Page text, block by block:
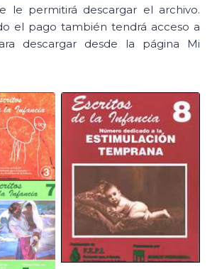
le permitirá descargar el archivo.
el pago también tendrá acceso a
descargar desde la página Mi